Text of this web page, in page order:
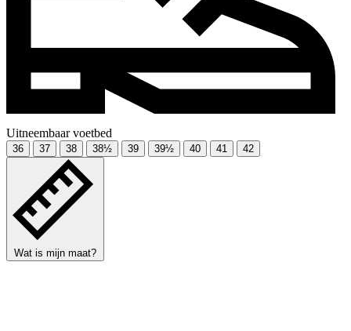
Uitneembaar voetbed
36 37 38 38½ 39 39½ 40 41 42
Wat is mijn maat?